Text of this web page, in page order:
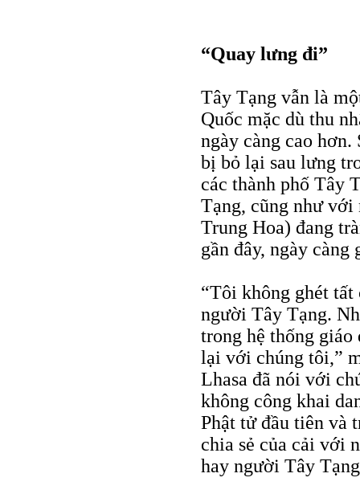
“Quay lưng đi”
Tây Tạng vẫn là
Quốc mặc dù thu
ngày càng cao
bị bỏ lại sau lưng
các thành phố Tây
Tạng, cũng như với
Trung Hoa) đang
gần đây, ngày càng
“Tôi không ghét tất
người Tây Tạng.
trong hệ thống giáo
lại với chúng tôi,”
Lhasa đã nói với
không công khai
Phật tử đầu tiên và
chia sẻ của cải với
hay người Tây